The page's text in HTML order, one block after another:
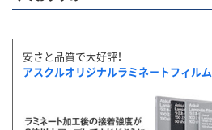
安さと品質で大好評！
アスクルオリジナルラミネートフィルム